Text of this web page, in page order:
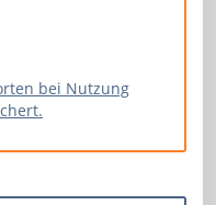
bei Nutzung